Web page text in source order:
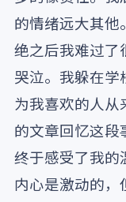
的情绪远大其他
绝之后我难过了
哭泣。我躲在学
为我喜欢的人从
的文章回忆这段
终于感受了我的
内心是激动的，